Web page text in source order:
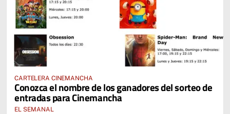
CARTELERA CINEMANCHA
Conozca el nombre de los ganadores del sorteo de
entradas para Cinemancha
EL SEMANAL